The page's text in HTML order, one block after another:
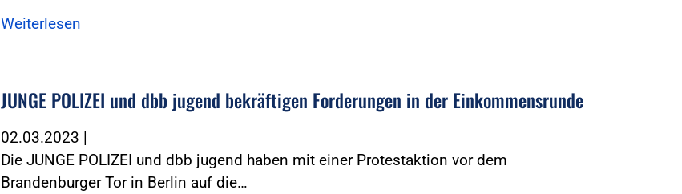
Weiterlesen
JUNGE POLIZEI und dbb jugend bekräftigen Forderungen in der Einkommensrunde
02.03.2023 |
Die JUNGE POLIZEI und dbb jugend haben mit einer Protestaktion vor dem
Brandenburger Tor in Berlin auf die…